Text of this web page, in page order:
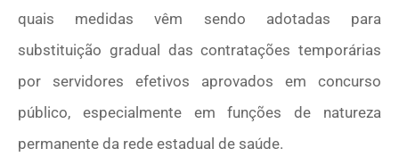
quais medidas vêm sendo adotadas para
substituição gradual das contratações temporárias
por servidores efetivos aprovados em concurso
público, especialmente em funções de natureza
permanente da rede estadual de saúde.